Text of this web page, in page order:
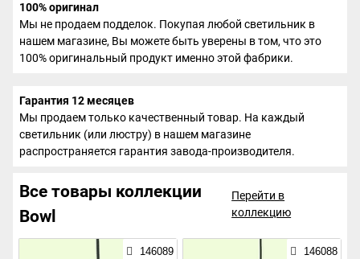
100% оригинал
Мы не продаем подделок. Покупая любой светильник в
нашем магазине, Вы можете быть уверены в том, что это
100% оригинальный продукт именно этой фабрики.
Гарантия 12 месяцев
Мы продаем только качественный товар. На каждый
светильник (или люстру) в нашем магазине
распространяется гарантия завода-производителя.
Все товары коллекции
Bowl
Перейти в
коллекцию
146089 146088